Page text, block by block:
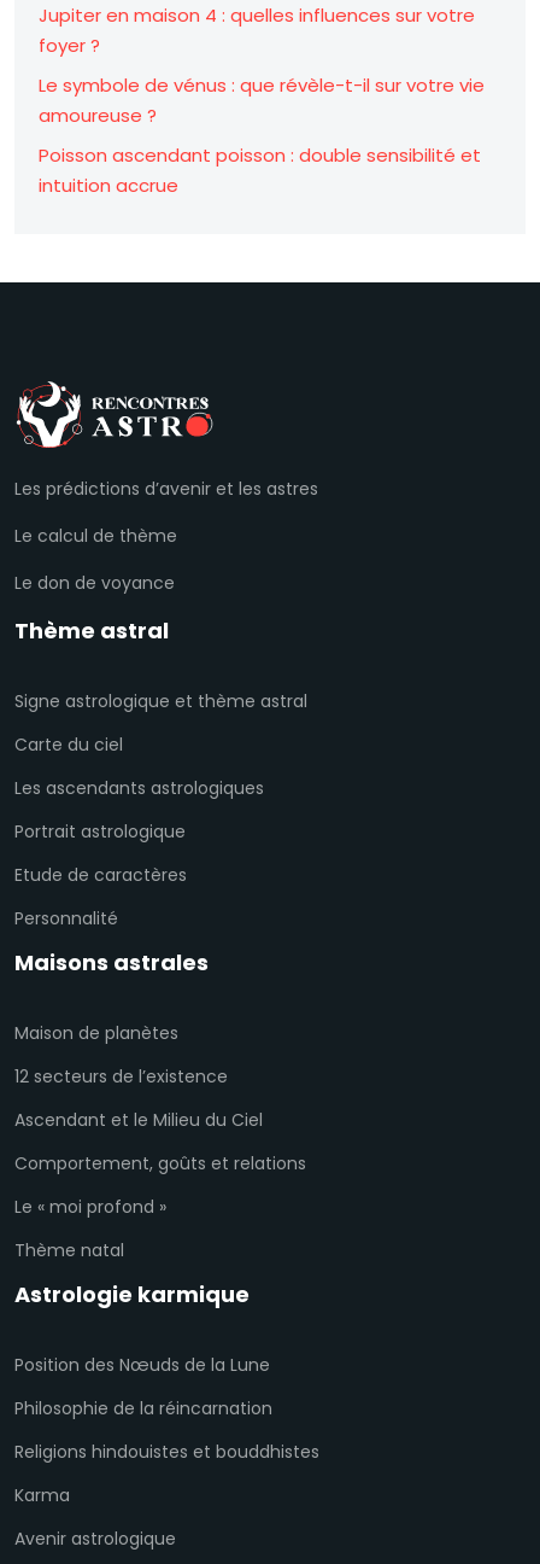
Jupiter en maison 4 : quelles influences sur votre
foyer ?
Le symbole de vénus : que révèle-t-il sur votre vie
amoureuse ?
Poisson ascendant poisson : double sensibilité et
intuition accrue
Les prédictions d’avenir et les astres
Le calcul de thème
Le don de voyance
Thème astral
Signe astrologique et thème astral
Carte du ciel
Les ascendants astrologiques
Portrait astrologique
Etude de caractères
Personnalité
Maisons astrales
Maison de planètes
12 secteurs de l’existence
Ascendant et le Milieu du Ciel
Comportement, goûts et relations
Le « moi profond »
Thème natal
Astrologie karmique
Position des Nœuds de la Lune
Philosophie de la réincarnation
Religions hindouistes et bouddhistes
Karma
Avenir astrologique